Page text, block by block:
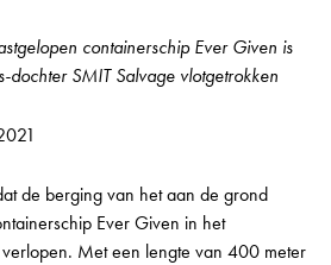
containerschip Ever Given is
dochter SMIT Salvage vlotgetrokken
de berging van het aan de grond
Ever Given in het
verlopen. Met een lengte van 400 meter